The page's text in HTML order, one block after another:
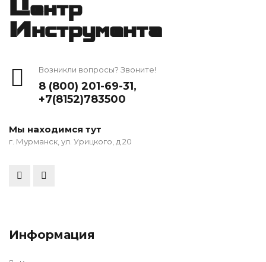
Центр
Инструмента
Возникли вопросы? Звоните!
8 (800) 201-69-31,
+7(8152)783500
Мы находимся тут
г. Мурманск, ул. Урицкого, д 20
Информация